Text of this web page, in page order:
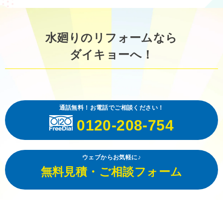
水廻りのリフォームなら
ダイキョーへ！
通話無料！お電話でご相談ください！
0120-208-754
ウェブからお気軽に♪
無料見積・ご相談フォーム